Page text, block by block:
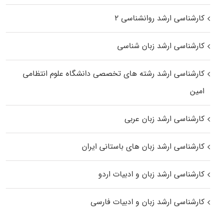
کارشناسی ارشد روانشناسی ۲
کارشناسی ارشد زبان شناسی
کارشناسی ارشد رﺷﺘﻪ ﻫﺎی تخصصی داﻧﺸﮕﺎه ﻋﻠﻮم انتظامی
اﻣﻴﻦ
کارشناسی ارشد زبان عربی
کارشناسی ارشد زبان‌ های باستانی ایران
کارشناسی ارشد زبان و ادبیات اردو
کارشناسی ارشد زبان و ادبیات فارسی